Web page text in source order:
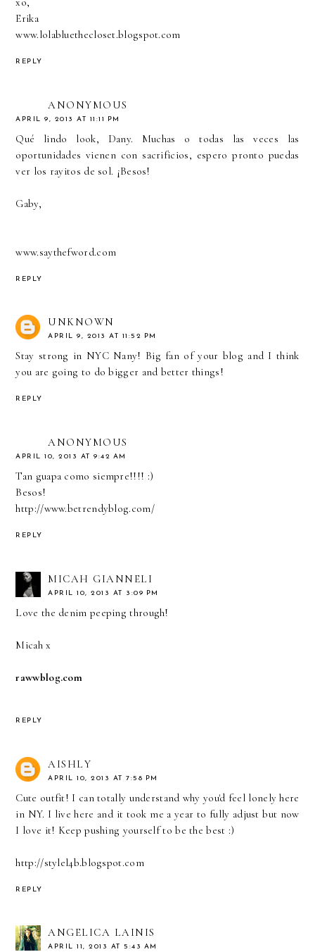
Erika
www.lolabluethecloset.blogspot.com
REPLY
ANONYMOUS
APRIL 9, 2013 AT 11:11 PM
Qué lindo look, Dany. Muchas o todas las veces las
oportunidades vienen con sacrificios, espero pronto puedas
ver los rayitos de sol. ¡Besos!
Gaby,
www.saythefword.com
REPLY
UNKNOWN
APRIL 9, 2013 AT 11:52 PM
Stay strong in NYC Nany! Big fan of your blog and I think
you are going to do bigger and better things!
REPLY
ANONYMOUS
APRIL 10, 2013 AT 9:42 AM
Tan guapa como siempre!!!! :)
Besos!
http://www.betrendyblog.com/
REPLY
MICAH GIANNELI
APRIL 10, 2013 AT 3:09 PM
Love the denim peeping through!
Micah x
rawwblog.com
REPLY
AISHLY
APRIL 10, 2013 AT 7:58 PM
Cute outfit! I can totally understand why you'd feel lonely here
in NY. I live here and it took me a year to fully adjust but now
I love it! Keep pushing yourself to be the best :)
http://stylel4b.blogspot.com
REPLY
ANGELICA LAINIS
APRIL 11, 2013 AT 5:43 AM